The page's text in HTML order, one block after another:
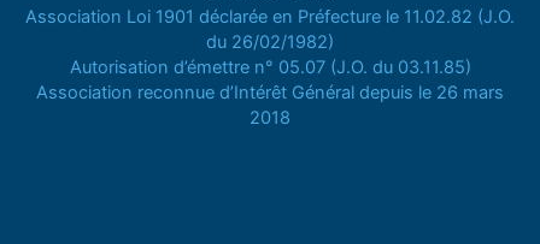
Association Loi 1901 déclarée en Préfecture le 11.02.82 (J.O.
du 26/02/1982)
Autorisation d’émettre n° 05.07 (J.O. du 03.11.85)
Association reconnue d’Intérêt Général depuis le 26 mars
2018